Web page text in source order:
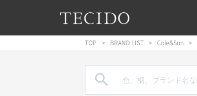
メインナビゲーションへジャンプ
メインコンテンツへジャンプ
フッターへジャンプ
TOP BRAND LIST Cole&Son
